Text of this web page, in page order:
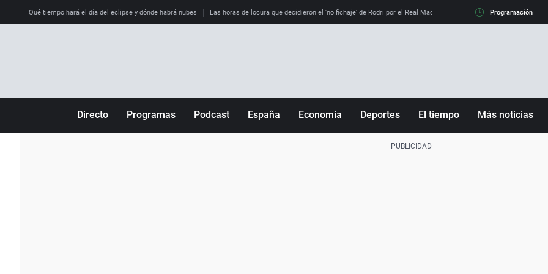
Qué tiempo hará el día del eclipse y dónde habrá nubes Las horas de locura que decidieron el 'no fichaje' de Rodri por el Real Madrid y su 'sí' al Barça La llamada
Programación
Directo Programas Podcast España Economía Deportes El tiempo Más noticias